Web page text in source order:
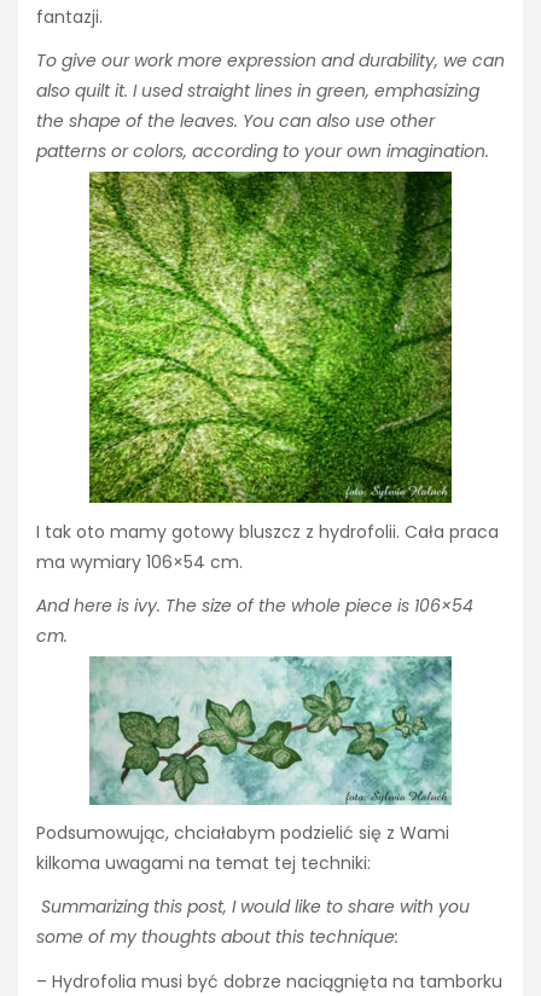
fantazji.
To give our work more expression and durability, we can
also quilt it. I used straight lines in green, emphasizing
the shape of the leaves. You can also use other
patterns or colors, according to your own imagination.
I tak oto mamy gotowy bluszcz z hydrofolii. Cała praca
ma wymiary 106×54 cm.
And here is ivy. The size of the whole piece is 106×54
cm.
Podsumowując, chciałabym podzielić się z Wami
kilkoma uwagami na temat tej techniki:
Summarizing this post, I would like to share with you
some of my thoughts about this technique:
– Hydrofolia musi być dobrze naciągnięta na tamborku